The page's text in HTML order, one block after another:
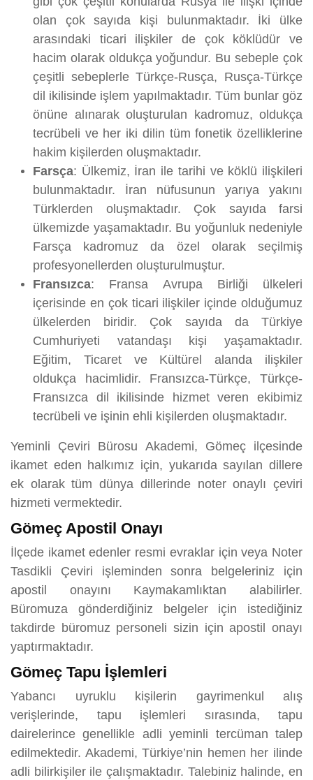
olan çok sayıda kişi bulunmaktadır. İki ülke
arasındaki ticari ilişkiler de çok köklüdür ve
hacim olarak oldukça yoğundur. Bu sebeple çok
çeşitli sebeplerle Türkçe-Rusça, Rusça-Türkçe
dil ikilisinde işlem yapılmaktadır. Tüm bunlar göz
önüne alınarak oluşturulan kadromuz, oldukça
tecrübeli ve her iki dilin tüm fonetik özelliklerine
hakim kişilerden oluşmaktadır.
Farsça: Ülkemiz, İran ile tarihi ve köklü ilişkileri
bulunmaktadır. İran nüfusunun yarıya yakını
Türklerden oluşmaktadır. Çok sayıda farsi
ülkemizde yaşamaktadır. Bu yoğunluk nedeniyle
Farsça kadromuz da özel olarak seçilmiş
profesyonellerden oluşturulmuştur.
Fransızca: Fransa Avrupa Birliği ülkeleri
içerisinde en çok ticari ilişkiler içinde olduğumuz
ülkelerden biridir. Çok sayıda da Türkiye
Cumhuriyeti vatandaşı kişi yaşamaktadır.
Eğitim, Ticaret ve Kültürel alanda ilişkiler
oldukça hacimlidir. Fransızca-Türkçe, Türkçe-
Fransızca dil ikilisinde hizmet veren ekibimiz
tecrübeli ve işinin ehli kişilerden oluşmaktadır.
Yeminli Çeviri Bürosu Akademi, Gömeç ilçesinde
ikamet eden halkımız için, yukarıda sayılan dillere
ek olarak tüm dünya dillerinde noter onaylı çeviri
hizmeti vermektedir.
Gömeç Apostil Onayı
İlçede ikamet edenler resmi evraklar için veya Noter
Tasdikli Çeviri işleminden sonra belgeleriniz için
apostil onayını Kaymakamlıktan alabilirler.
Büromuza gönderdiğiniz belgeler için istediğiniz
takdirde büromuz personeli sizin için apostil onayı
yaptırmaktadır.
Gömeç Tapu İşlemleri
Yabancı uyruklu kişilerin gayrimenkul alış
verişlerinde, tapu işlemleri sırasında, tapu
dairelerince genellikle adli yeminli tercüman talep
edilmektedir. Akademi, Türkiye’nin hemen her ilinde
adli bilirkişiler ile çalışmaktadır. Talebiniz halinde, en